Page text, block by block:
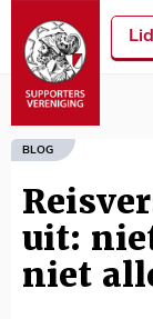
BLOG
uit:
niet